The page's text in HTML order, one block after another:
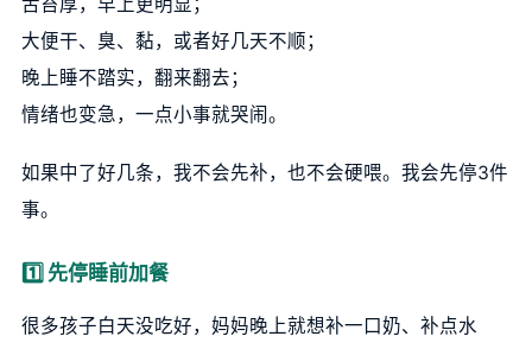
大便干、臭、黏，或者好几天不顺；
晚上睡不踏实，翻来翻去；
情绪也变急，一点小事就哭闹。
如果中了好几条，我不会先补，也不会硬喂。我会先停3件
事。
1️⃣ 先停睡前加餐
很多孩子白天没吃好，妈妈晚上就想补一口奶、补点水